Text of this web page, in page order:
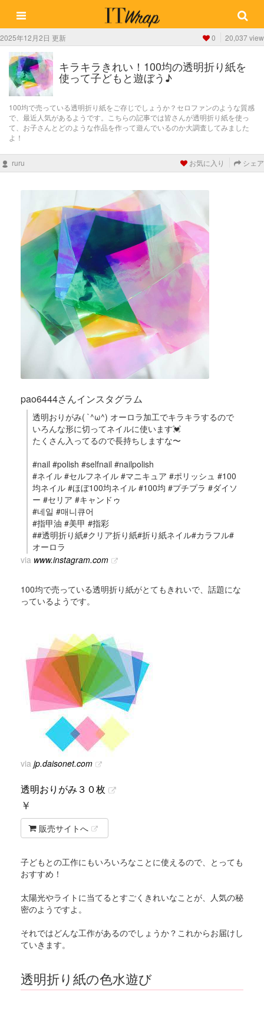
2025年12月2日 更新 0 20,037 view
キラキラきれい！100均の透明折り紙を
使って子どもと遊ぼう♪
100均で売っている透明折り紙をご存じでしょうか？セロファンのような質感
で、最近人気があるようです。こちらの記事では皆さんが透明折り紙を使っ
て、お子さんとどのような作品を作って遊んでいるのか大調査してみました
よ！
ruru お気に入り シェア
pao6444さんインスタグラム
透明おりがみ( `^ω^) オーロラ加工でキラキラするので
いろんな形に切ってネイルに使います💓
たくさん入ってるので長持ちしますな〜
#nail #polish #selfnail #nailpolish
#ネイル #セルフネイル #マニキュア #ポリッシュ #100
均ネイル #ほぼ100均ネイル #100均 #プチプラ #ダイソ
ー #セリア #キャンドゥ
#네일 #매니큐어
#指甲油 #美甲 #指彩
##透明折り紙#クリア折り紙#折り紙ネイル#カラフル#
オーロラ
via www.instagram.com
100均で売っている透明折り紙がとてもきれいで、話題にな
っているようです。
via jp.daisonet.com
透明おりがみ３０枚
￥
販売サイトへ
子どもとの工作にもいろいろなことに使えるので、とっても
おすすめ！
太陽光やライトに当てるとすごくきれいなことが、人気の秘
密のようですよ。
それではどんな工作があるのでしょうか？これからお届けし
ていきます。
透明折り紙の色水遊び